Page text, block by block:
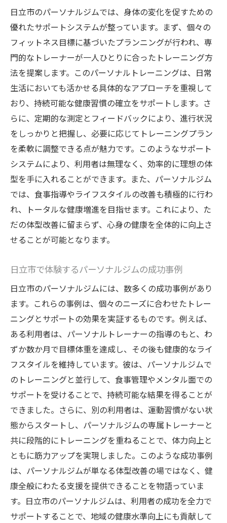
日立市のパーソナルジムでは、身体の変化を促すための
優れたサポートシステムが整っています。まず、個々の
フィットネス目標に基づいたプランニングが行われ、専
門的なトレーナーが一人ひとりに合ったトレーニング方
法を提案します。このパーソナルトレーニングは、日常
生活においても活かせる具体的なアプローチを重視して
おり、持続可能な健康習慣の確立をサポートします。さ
らに、定期的な測定とフィードバックにより、進行状況
をしっかりと把握し、必要に応じてトレーニングプラン
を柔軟に調整できる点が魅力です。このようなサポート
システムにより、利用者は無理なく、効率的に理想の体
型を手に入れることができます。また、パーソナルジム
では、食事指導やライフスタイルの改善も積極的に行わ
れ、トータルな健康増進を目指せます。これにより、た
だの体型改善に留まらず、心身の健康を全体的に向上さ
せることが可能となります。
日立市で体験するパーソナルジムの成功事例
日立市のパーソナルジムには、数多くの成功事例があり
ます。これらの事例は、個々のニーズに合わせたトレー
ニングとサポートの効果を実証するものです。例えば、
ある利用者は、パーソナルトレーナーの指導のもと、わ
ずか数か月で目標体重を達成し、その後も健康的なライ
フスタイルを維持しています。彼は、パーソナルジムで
のトレーニングと並行して、食事管理やメンタル面での
サポートを受けることで、持続可能な結果を得ることが
できました。さらに、別の利用者は、運動習慣がない状
態からスタートし、パーソナルジムの専属トレーナーと
共に段階的にトレーニングを重ねることで、体力向上と
ともに筋力アップを実現しました。このような成功事例
は、パーソナルジムが単なる体型改善の場ではなく、健
康全般にわたる支援を提供できることを物語っていま
す。日立市のパーソナルジムは、利用者の成功を全力で
サポートすることで、地域の健康水準向上にも貢献して